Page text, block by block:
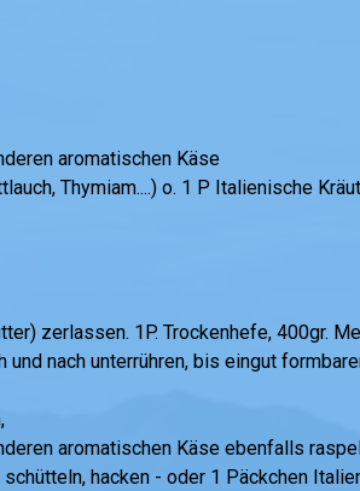
aromatischen Käse
Thymiam....) o. 1 P Italienische
zerlassen. 1P. Trockenhefe, 400gr.
nach unterrühren, bis eingut
aromatischen Käse ebenfalls
hacken - oder 1 Päckchen